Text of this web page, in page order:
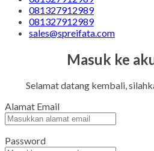
081327912989
081327912989
sales@spreifata.com
Masuk ke
Selamat datang kembali,
Alamat Email
Password